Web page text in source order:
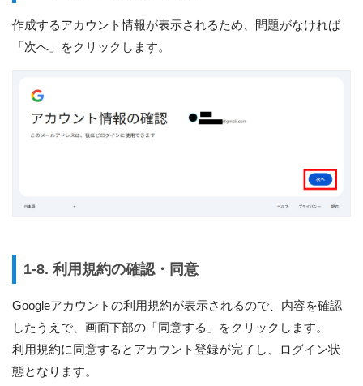
作成するアカウント情報が表示されるため、問題がなければ
「次へ」をクリックします。
1-8. 利用規約の確認・同意
Googleアカウントの利用規約が表示されるので、内容を確認
したうえで、画面下部の「同意する」をクリックします。
利用規約に同意するとアカウント登録が完了し、ログイン状
態となります。